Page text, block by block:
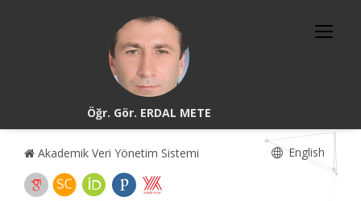
Öğr. Gör. ERDAL METE
Akademik Veri Yönetim Sistemi English